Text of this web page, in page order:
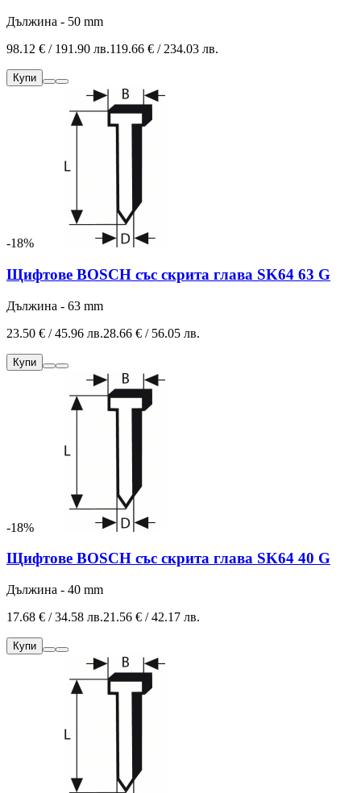
Дължина - 50 mm
98.12 € / 191.90 лв.119.66 € / 234.03 лв.
Купи
-18%
Щифтове BOSCH със скрита глава SK64 63 G
Дължина - 63 mm
23.50 € / 45.96 лв.28.66 € / 56.05 лв.
Купи
-18%
Щифтове BOSCH със скрита глава SK64 40 G
Дължина - 40 mm
17.68 € / 34.58 лв.21.56 € / 42.17 лв.
Купи